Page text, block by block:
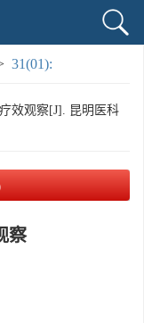
31(01):
效观察[J]. 昆明医科
察